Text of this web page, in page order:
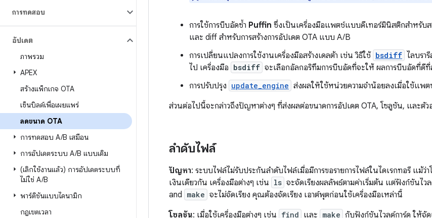
การทดสอบ
อัปเดต
ภาพรวม
APEX
สร้างแพ็กเกจ OTA
เซ็นบิลด์เพื่อเผยแพร่
ลดขนาด OTA
การทดสอบ A/B เสมือน
การอัปเดตระบบ A/B แบบเดิม
(เลิกใช้งานแล้ว) การอัปเดตระบบที่
ไม่ใช่ A/B
พาร์ติชันแบบไดนามิก
กฎเขตเวลา
การใช้การบีบอัดซ้ำ Puffin ซึ่งเป็นเครื่องมือแพตช์แบบดีเทอร์มินิสติกสำหรับ
และ diff สำหรับการสร้างการอัปเดต OTA แบบ A/B
การเปลี่ยนแปลงการใช้งานเครื่องมือสร้างเดลต้า เช่น วิธีใช้ bsdiff ไลบรา
ไป เครื่องมือ bsdiff จะเลือกอัลกอริทึมการบีบอัดที่จะให้ ผลการบีบอัดที่ดี
การปรับปรุง update_engine ส่งผลให้ใช้หน่วยความจำน้อยลงเมื่อใช้แพ
ส่วนต่อไปนี้จะกล่าวถึงปัญหาต่างๆ ที่ส่งผลต่อขนาดการอัปเดต OTA, โซลูชัน, และตัว
ลำดับไฟล์
ปัญหา: ระบบไฟล์ไม่รับประกันลำดับไฟล์เมื่อมีการขอรายการไฟล์ในไดเรกทอรี แม้ว่
เงินเดียวกัน เครื่องมือต่างๆ เช่น ls จะจัดเรียงผลลัพธ์ตามค่าเริ่มต้น แต่ฟังก์ชันไว
and make จะไม่จัดเรียง คุณต้องจัดเรียง เอาต์พุตก่อนใช้เครื่องมือเหล่านี้
โซลูชัน: เมื่อใช้เครื่องมือต่างๆ เช่น find และ make กับฟังก์ชันไวลด์การ์ด ให้จั